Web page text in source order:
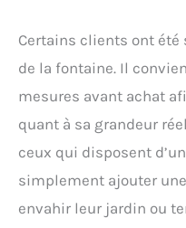
Certains clients ont
de la fontaine. Il
mesures avant achat
quant à sa grandeur
ceux qui disposent
simplement ajouter
envahir leur jardin ou